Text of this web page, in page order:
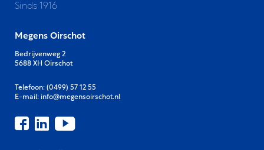
Sinds 1916
Megens Oirschot
Bedrijvenweg 2
5688 XH Oirschot
Telefoon: (0499) 57 12 55
E-mail: info@megensoirschot.nl